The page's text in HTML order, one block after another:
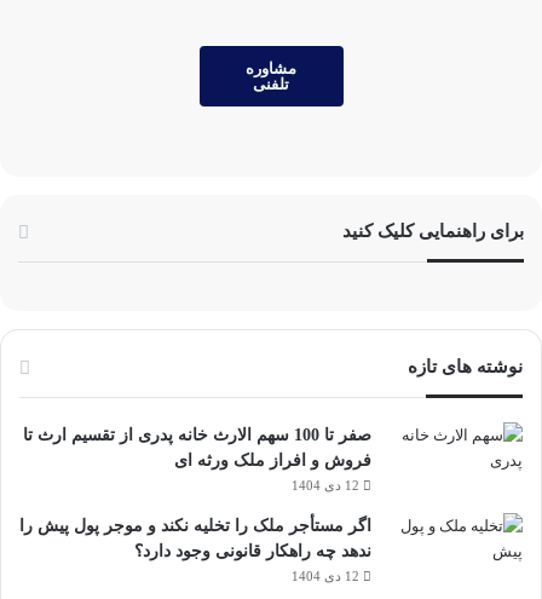
مشاوره
تلفنی
برای راهنمایی کلیک کنید
نوشته های تازه
صفر تا 100 سهم الارث خانه پدری از تقسیم ارث تا
فروش و افراز ملک ورثه ای
12 دی 1404
اگر مستأجر ملک را تخلیه نکند و موجر پول پیش را
ندهد چه راهکار قانونی وجود دارد؟
12 دی 1404